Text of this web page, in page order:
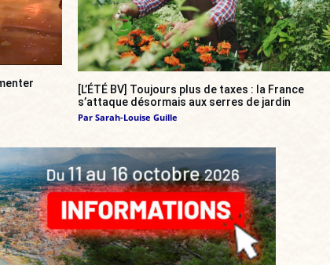
[L’ÉTÉ BV] Toujours plus de taxes : la France
s’attaque désormais aux serres de jardin
Par Sarah-Louise Guille